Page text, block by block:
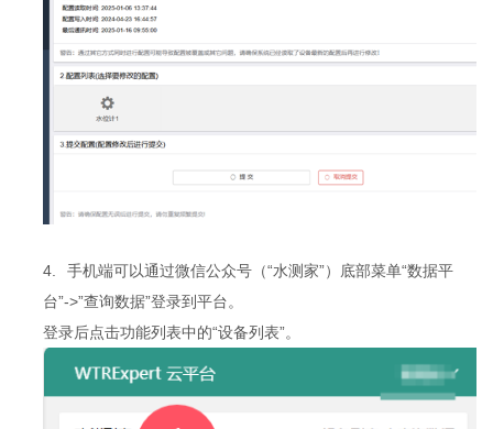
4.
手机端可以通过微信公众号（“水测家”）底部菜单“数据平
台”->”查询数据”登录到平台。
登录后点击功能列表中的“设备列表”。